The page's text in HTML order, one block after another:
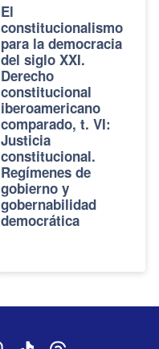
El
constitucionalismo
para la democracia
del siglo XXI.
Derecho
constitucional
iberoamericano
comparado, t. VI:
Justicia
constitucional.
Regímenes de
gobierno y
gobernabilidad
democrática